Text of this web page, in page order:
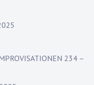
234 –